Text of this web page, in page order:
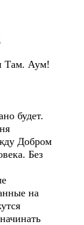
Там. Аум!
будет.
Добром
Без
на